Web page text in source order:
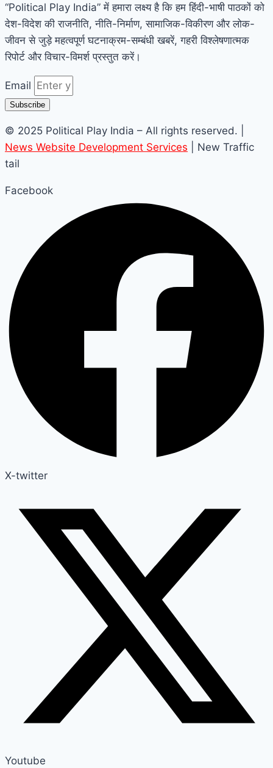
“Political Play India” में हमारा लक्ष्य है कि हम हिंदी-भाषी पाठकों को
देश-विदेश की राजनीति, नीति-निर्माण, सामाजिक-विकीरण और लोक-
जीवन से जुड़े महत्वपूर्ण घटनाक्रम-सम्बंधी खबरें, गहरी विश्लेषणात्मक
रिपोर्ट और विचार-विमर्श प्रस्तुत करें।
Email
Subscribe
© 2025 Political Play India – All rights reserved. |
News Website Development Services | New Traffic
tail
Facebook
X-twitter
Youtube